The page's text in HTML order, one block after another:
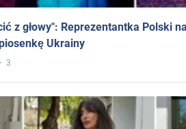
z głowy": Reprezentantka Polski
Ukrainy
3